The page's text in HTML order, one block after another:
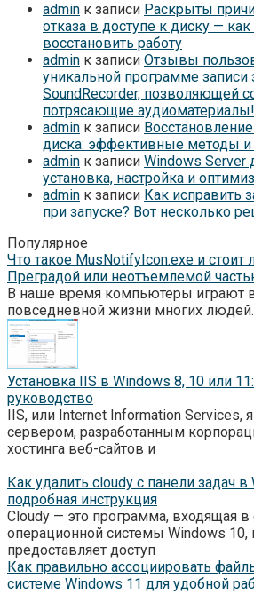
admin к записи Раскрыты
отказа в доступе к диску —
восстановить работу
admin к записи Отзывы
уникальной программе записи
SoundRecorder, позволяющей
потрясающие аудиоматериалы!
admin к записи
диска: эффективные методы
admin к записи Windows
установка, настройка и
admin к записи Как исправить
при запуске? Вот несколько
Популярное
Что такое MusNotifyIcon.exe и стоит
Преградой или неотъемлемой
В наше время компьютеры играют
повседневной жизни многих
Установка IIS в Windows 8, 10 или
руководство
IIS, или Internet Information Services,
сервером, разработанным
хостинга веб-сайтов и
Как удалить cloudy с панели задач в
подробная инструкция
Cloudy — это программа, входящая в
операционной системы Windows 10,
предоставляет доступ
Как правильно ассоциировать
системе Windows 11 для удобной